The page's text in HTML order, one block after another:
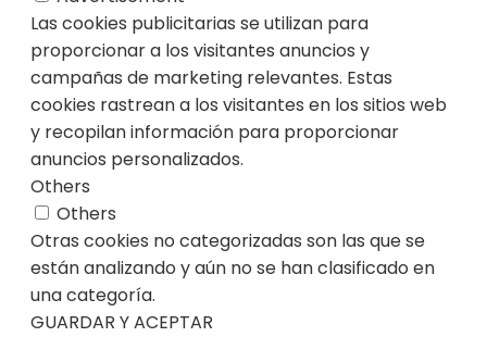
Las cookies publicitarias se utilizan para
proporcionar a los visitantes anuncios y
campañas de marketing relevantes. Estas
cookies rastrean a los visitantes en los sitios web
y recopilan información para proporcionar
anuncios personalizados.
Others
Others
Otras cookies no categorizadas son las que se
están analizando y aún no se han clasificado en
una categoría.
GUARDAR Y ACEPTAR